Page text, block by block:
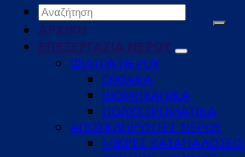
Αναζήτηση
για:
ΑΡΧΙΚΗ
ΕΠΕΞΕΡΓΑΣΙΑ ΝΕΡΟΥ
ΦΙΛΤΡΑ ΝΕΡΟΥ
ΟΙΚΙΑΚΑ
ΒΙΟΜΗΧΑΝΙΚΑ
ΠΟΛΥΣΤΡΩΜΑΤΙΚΑ
ΑΠΟΣΚΛΗΡΥΝΤΕΣ ΝΕΡΟΥ
ΜΙΚΡΕΣ ΚΑΤΑΝΑΛΩΣΕΙΣ